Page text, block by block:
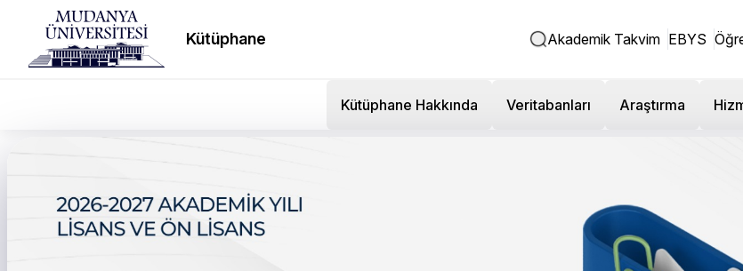
Kütüphane Akademik Takvim EBYS
Kütüphane Hakkında Veritabanları Araştırma
Mühendislik, Mimarlık ve Tasarım Fakültesi -
Ders Komisyonu